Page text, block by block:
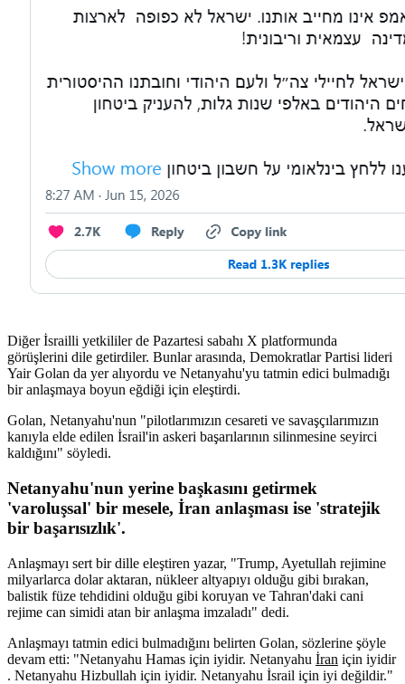
Diğer İsrailli yetkililer de Pazartesi sabahı X platformunda
görüşlerini dile getirdiler. Bunlar arasında, Demokratlar Partisi lideri
Yair Golan da yer alıyordu ve Netanyahu'yu tatmin edici bulmadığı
bir anlaşmaya boyun eğdiği için eleştirdi.
Golan, Netanyahu'nun "pilotlarımızın cesareti ve savaşçılarımızın
kanıyla elde edilen İsrail'in askeri başarılarının silinmesine seyirci
kaldığını" söyledi.
Netanyahu'nun yerine başkasını getirmek
'varoluşsal' bir mesele, İran anlaşması ise 'stratejik
bir başarısızlık'.
Anlaşmayı sert bir dille eleştiren yazar, "Trump, Ayetullah rejimine
milyarlarca dolar aktaran, nükleer altyapıyı olduğu gibi bırakan,
balistik füze tehdidini olduğu gibi koruyan ve Tahran'daki cani
rejime can simidi atan bir anlaşma imzaladı" dedi.
Anlaşmayı tatmin edici bulmadığını belirten Golan, sözlerine şöyle
devam etti: "Netanyahu Hamas için iyidir. Netanyahu İran için iyidir
. Netanyahu Hizbullah için iyidir. Netanyahu İsrail için iyi değildir."